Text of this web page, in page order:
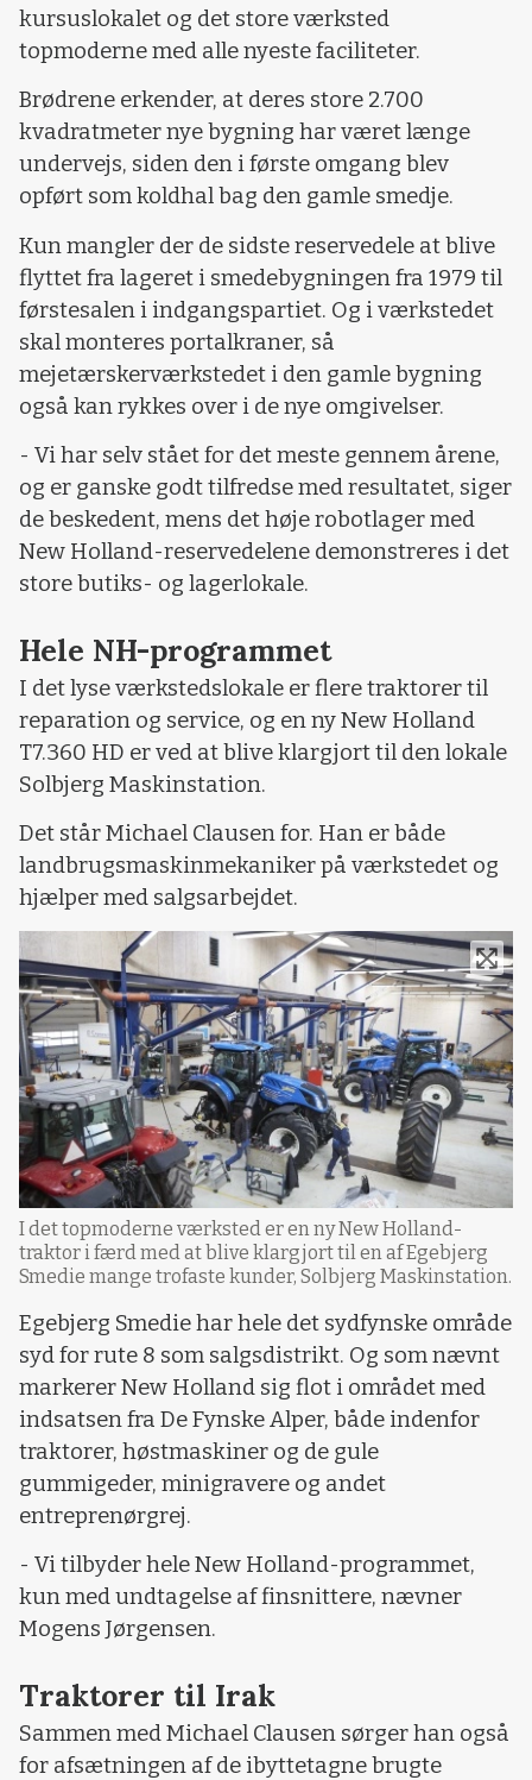
kursuslokalet og det store værksted
topmoderne med alle nyeste faciliteter.
Brødrene erkender, at deres store 2.700
kvadratmeter nye bygning har været længe
undervejs, siden den i første omgang blev
opført som koldhal bag den gamle smedje.
Kun mangler der de sidste reservedele at blive
flyttet fra lageret i smedebygningen fra 1979 til
førstesalen i indgangspartiet. Og i værkstedet
skal monteres portalkraner, så
mejetærskerværkstedet i den gamle bygning
også kan rykkes over i de nye omgivelser.
- Vi har selv stået for det meste gennem årene,
og er ganske godt tilfredse med resultatet, siger
de beskedent, mens det høje robotlager med
New Holland-reservedelene demonstreres i det
store butiks- og lagerlokale.
Hele NH-programmet
I det lyse værkstedslokale er flere traktorer til
reparation og service, og en ny New Holland
T7.360 HD er ved at blive klargjort til den lokale
Solbjerg Maskinstation.
Det står Michael Clausen for. Han er både
landbrugsmaskinmekaniker på værkstedet og
hjælper med salgsarbejdet.
I det topmoderne værksted er en ny New Holland-
traktor i færd med at blive klargjort til en af Egebjerg
Smedie mange trofaste kunder, Solbjerg Maskinstation.
Egebjerg Smedie har hele det sydfynske område
syd for rute 8 som salgsdistrikt. Og som nævnt
markerer New Holland sig flot i området med
indsatsen fra De Fynske Alper, både indenfor
traktorer, høstmaskiner og de gule
gummigeder, minigravere og andet
entreprenørgrej.
- Vi tilbyder hele New Holland-programmet,
kun med undtagelse af finsnittere, nævner
Mogens Jørgensen.
Traktorer til Irak
Sammen med Michael Clausen sørger han også
for afsætningen af de ibyttetagne brugte